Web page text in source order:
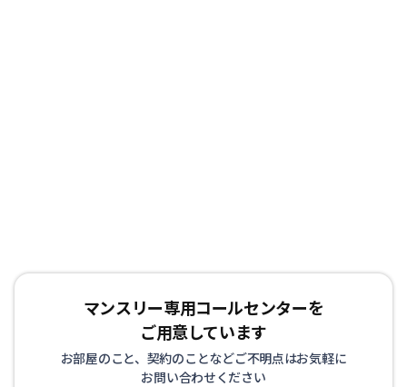
マンスリー専用コールセンターを
ご用意しています
お部屋のこと、契約のことなどご不明点はお気軽に
お問い合わせください